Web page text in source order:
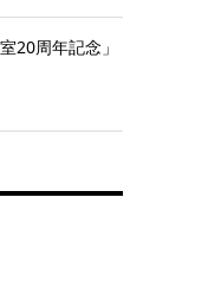
20周年記念」